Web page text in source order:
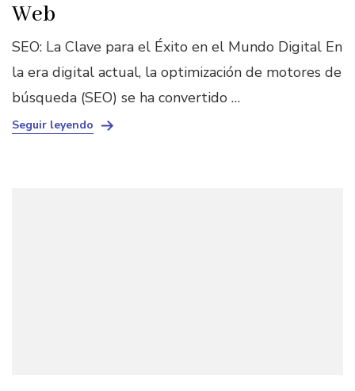
Web
SEO: La Clave para el Éxito en el Mundo Digital En
la era digital actual, la optimización de motores de
búsqueda (SEO) se ha convertido …
Seguir leyendo